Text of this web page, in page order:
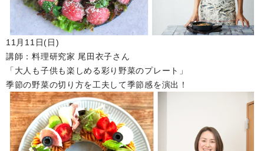
11月11日(日)
講師：料理研究家 尾田衣子さん
「大人も子供も楽しめる彩り野菜のプレート」
季節の野菜の切り方を工夫して季節感を演出！